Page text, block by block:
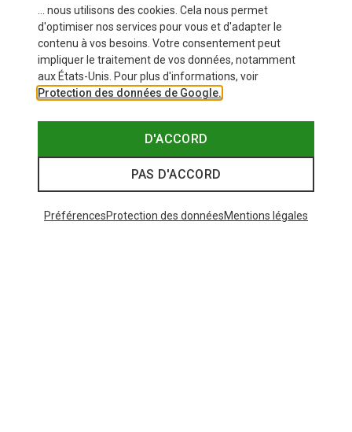
Edelrid
Débardeur Gamba femme
CHF 32,85
... nous utilisons des cookies. Cela nous permet
d'optimiser nos services pour vous et d'adapter le
contenu à vos besoins. Votre consentement peut
impliquer le traitement de vos données, notamment
aux États-Unis. Pour plus d'informations, voir
Protection des données de Google.
D'ACCORD
PAS D'ACCORD
PréférencesProtection des donnéesMentions légales